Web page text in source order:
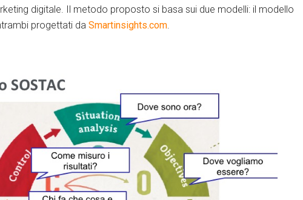
digitale. Il metodo proposto si basa sui due modelli: il modello
progettati da Smartinsights.com.